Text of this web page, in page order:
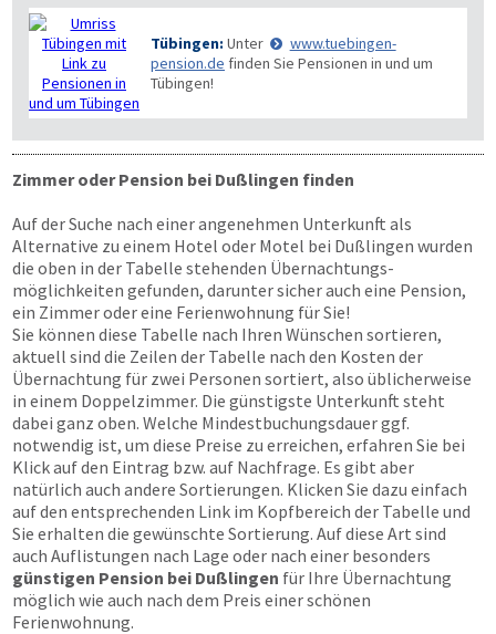
Tübingen: Unter
www.tuebingen-
pension.de finden Sie Pensionen in und um
Tübingen!
Zimmer oder Pension bei Dußlingen finden
Auf der Suche nach einer angenehmen Unterkunft als
Alternative zu einem Hotel oder Motel bei Dußlingen wurden
die oben in der Tabelle stehenden Übernachtungs­
möglichkeiten gefunden, darunter sicher auch eine Pension,
ein Zimmer oder eine Ferienwohnung für Sie!
Sie können diese Tabelle nach Ihren Wünschen sortieren,
aktuell sind die Zeilen der Tabelle nach den Kosten der
Übernachtung für zwei Personen sortiert, also üblicherweise
in einem Doppelzimmer. Die günstigste Unterkunft steht
dabei ganz oben. Welche Mindestbuchungsdauer ggf.
notwendig ist, um diese Preise zu erreichen, erfahren Sie bei
Klick auf den Eintrag bzw. auf Nachfrage. Es gibt aber
natürlich auch andere Sortierungen. Klicken Sie dazu einfach
auf den entsprechenden Link im Kopfbereich der Tabelle und
Sie erhalten die gewünschte Sortierung. Auf diese Art sind
auch Auflistungen nach Lage oder nach einer besonders
günstigen Pension bei Dußlingen für Ihre Übernachtung
möglich wie auch nach dem Preis einer schönen
Ferienwohnung.